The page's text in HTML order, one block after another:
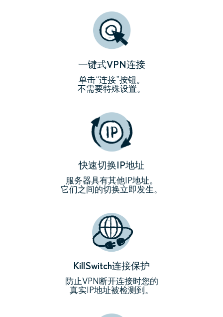
一键式VPN连接
单击“连接”按钮。
不需要特殊设置。
快速切换IP地址
服务器具有其他IP地址。
它们之间的切换立即发生。
KillSwitch连接保护
防止VPN断开连接时您的
真实IP地址被检测到。